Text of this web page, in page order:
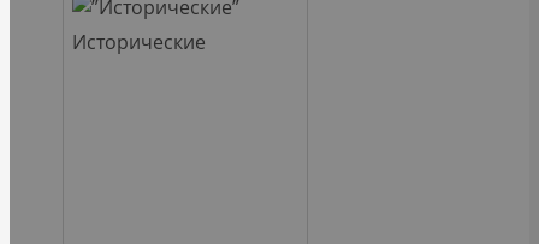
Исторические